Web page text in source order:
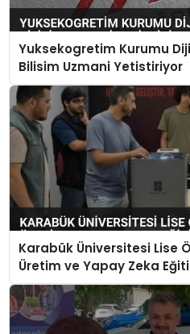
Yuksekogretim Kurumu
Bilisim Uzmani Yetistiriyor
Karabük Üniversitesi Lise
Üretim ve Yapay Zeka